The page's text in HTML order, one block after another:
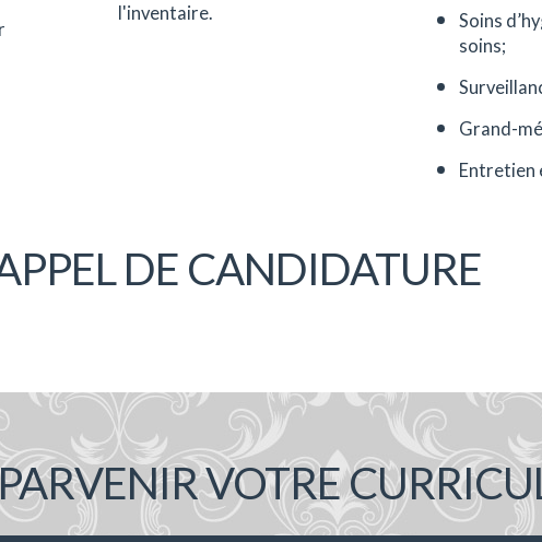
l'inventaire.
Soins
soins;
Grand-
Entretien
DE CANDIDATURE
VOTRE